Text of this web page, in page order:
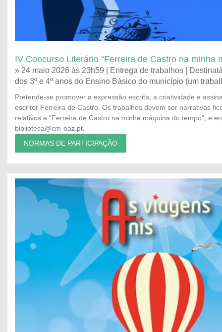
IV Concurso Literário “Ferreira de Castro na minha
» 24 maio 2026 às 23h59 | Entrega de trabalhos |
dos 3º e 4º anos do Ensino Básico do município (um
Pretende-se promover a expressão escrita, a criatividade e
escritor Ferreira de Castro. Os trabalhos devem ser narrativas
relativos a “Ferreira de Castro na minha máquina do tempo”, e
biblioteca@cm-oaz.pt.
NORMAS DE PARTICIPAÇÃO